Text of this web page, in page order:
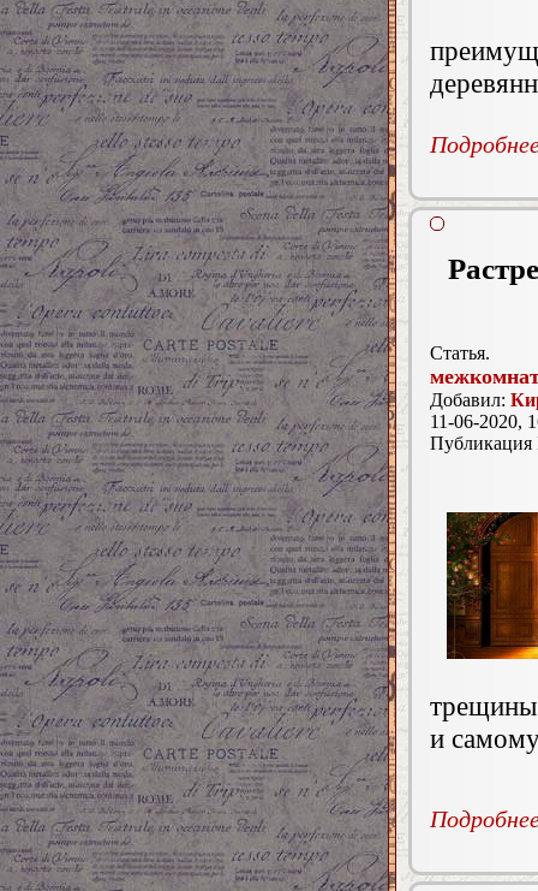
Статья.
Добавил:
11-06-2020,
трещины
и